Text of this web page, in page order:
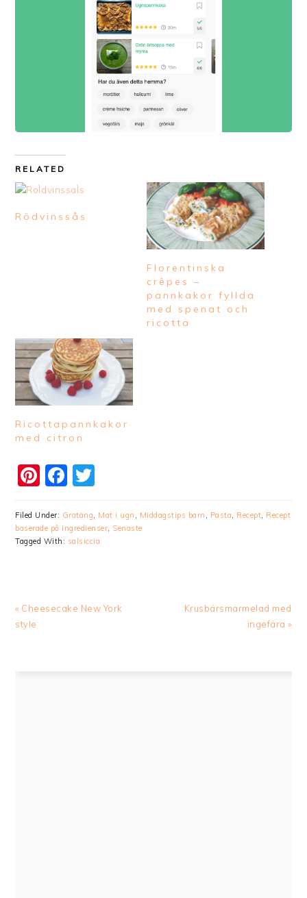
RELATED
Rödvinssås
Florentinska
crêpes –
pannkakor fyllda
med spenat och
ricotta
Ricottapannkakor
med citron
Pinterest
Facebook
Filed Under: Gratäng Mat i ugn Middagstips barn Pasta Recept Recept
baserade på ingredienser Senaste
Tagged With: salsiccia
Previous
Post:
« Cheesecake New York
style
Next
Krusbärsmarmelad med
ingefära »